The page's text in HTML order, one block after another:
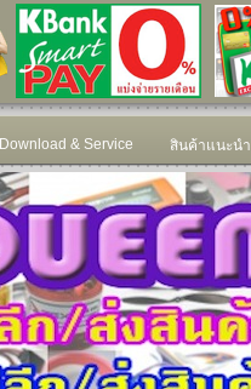
Download & Service สินค้าแนะนำ